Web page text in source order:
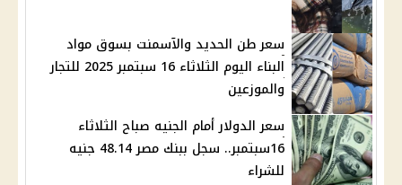
سعر طن الحديد والآسمنت بسوق مواد
البناء اليوم الثلاثاء 16 سبتمبر 2025 للتجار
والموزعين
سعر الدولار أمام الجنيه صباح الثلاثاء
16سبتمبر.. سجل ببنك مصر 48.14 جنيه
للشراء